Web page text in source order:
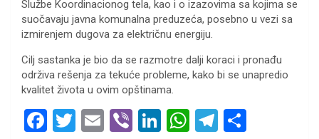
Službe Koordinacionog tela, kao i o izazovima sa kojima se
suočavaju javna komunalna preduzeća, posebno u vezi sa
izmirenjem dugova za električnu energiju.
Cilj sastanka je bio da se razmotre dalji koraci i pronađu
održiva rešenja za tekuće probleme, kako bi se unapredio
kvalitet života u ovim opštinama.
F
T
E
Vi Li
W T